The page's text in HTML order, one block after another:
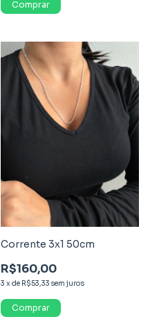
Corrente 3x1 50cm
R$160,00
3 x de R$53,33 sem juros